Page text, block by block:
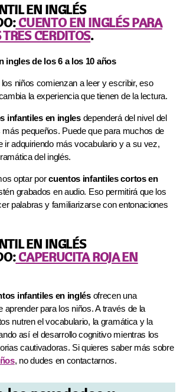
EN INGLÉS
CUENTO EN INGLÉS PARA
CERDITOS.
ingles de los 6 a los 10 años
niños comienzan a leer y escribir, eso
la experiencia que tienen de la lectura.
infantiles en inglesdependerá del nivel del
más pequeños. Puede que para muchos de
ir adquiriendo más vocabulario y a su vez,
del inglés.
optar porcuentos infantiles cortos en
grabados en audio. Eso permitirá que los
palabras y familiarizarse con entonaciones
EN INGLÉS
CAPERUCITA ROJA EN
infantiles en inglésofrecen una
aprender para los niños. A través de la
nutren el vocabulario, la gramática y la
así el desarrollo cognitivo mientras los
cautivadoras. Si quieres saber más sobre
, no dudes en contactarnos.